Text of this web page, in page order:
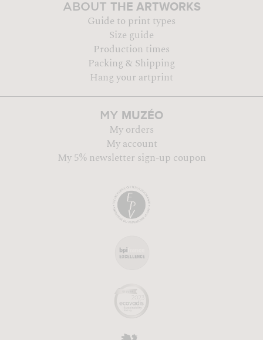
ABOUT THE ARTWORKS
Guide to print types
Size guide
Production times
Packing & Shipping
Hang your artprint
MY MUZÉO
My orders
My account
My 5% newsletter sign-up coupon